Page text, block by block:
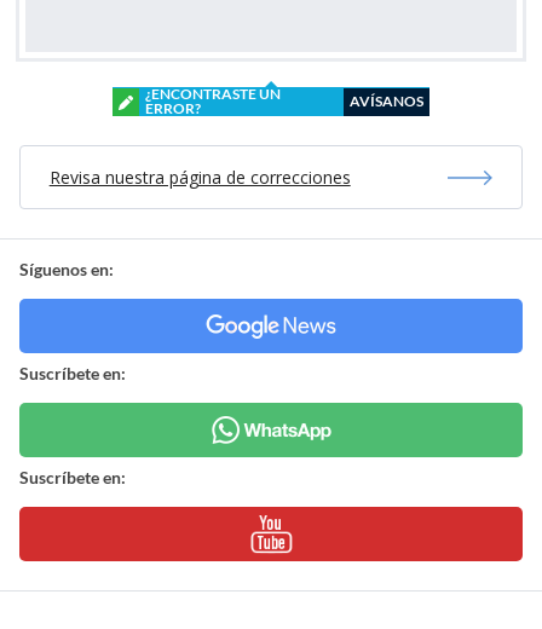
¿ENCONTRASTE UN
ERROR?
AVÍSANOS
Revisa nuestra página de correcciones
Síguenos en:
Suscríbete en:
Suscríbete en: